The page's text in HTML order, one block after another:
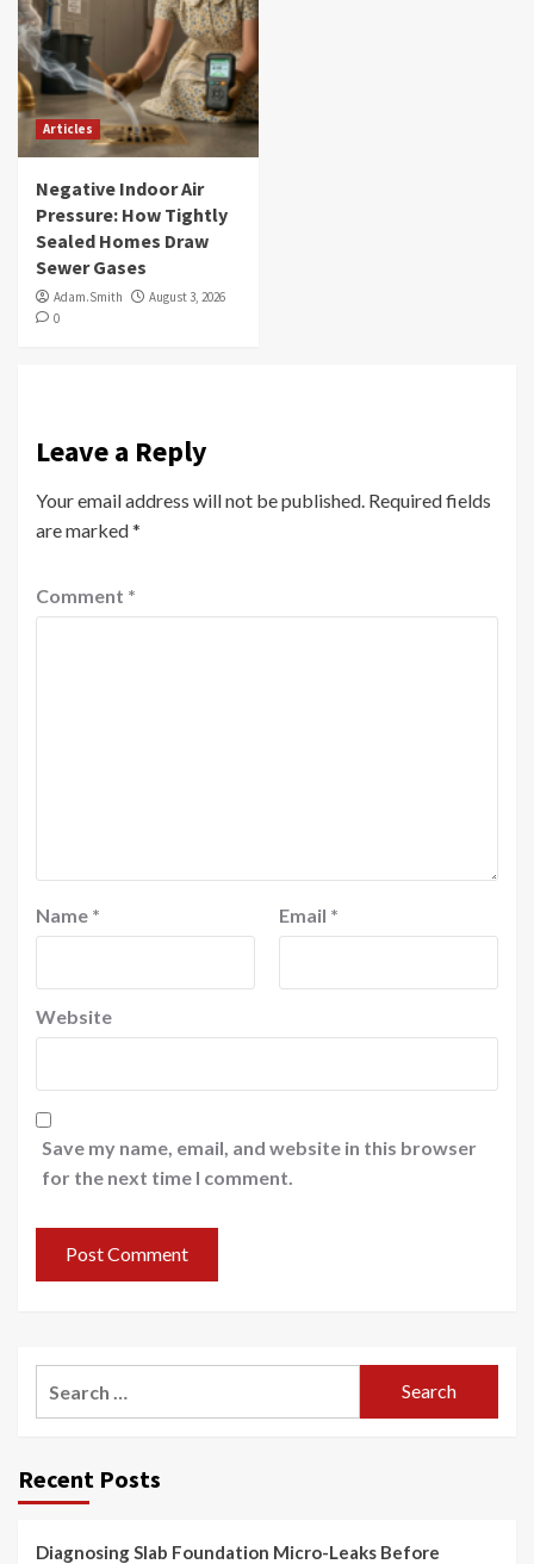
Articles
Negative Indoor Air
Pressure: How Tightly
Sealed Homes Draw
Sewer Gases
Adam.Smith
August 3, 2026
0
Leave a Reply
Your email address will not be published. Required fields
are marked*
Comment *
Name * Email *
Website
Save my name, email, and website in this browser
for the next time I comment.
Recent Posts
Diagnosing Slab Foundation Micro-Leaks Before